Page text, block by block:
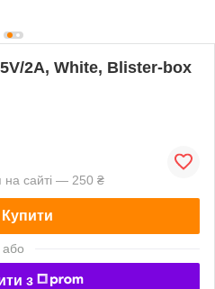
2A, White, Blister-box
на сайті — 250 ₴
Купити
або
з